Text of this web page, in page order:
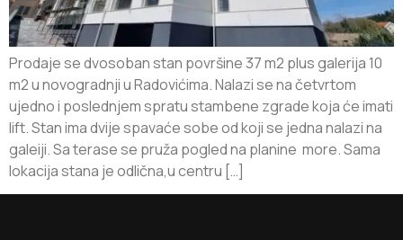
Prodaje se dvosoban stan površine 37 m2 plus galerija 10
m2 u novogradnji u Radovićima. Nalazi se na četvrtom
ujedno i poslednjem spratu stambene zgrade koja će imati
lift. Stan ima dvije spavaće sobe od koji se jedna nalazi na
galeiji. Sa terase se pruža pogled na planine more. Sama
lokacija stana je odlična,u centru […]